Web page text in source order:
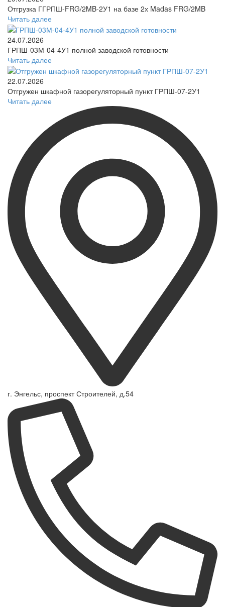
Отгрузка ГГРПШ-FRG/2MB-2У1 на базе 2х Madas FRG/2MB
Читать далее
24.07.2026
ГРПШ-03М-04-4У1 полной заводской готовности
Читать далее
22.07.2026
Отгружен шкафной газорегуляторный пункт ГРПШ-07-2У1
Читать далее
г. Энгельс, проспект Строителей, д.54